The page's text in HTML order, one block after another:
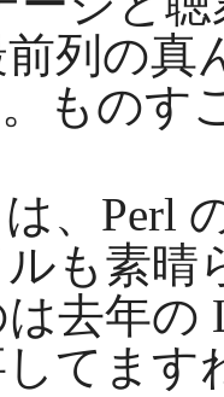
列の真
ものす
は、Perl
も素
去年の
てます